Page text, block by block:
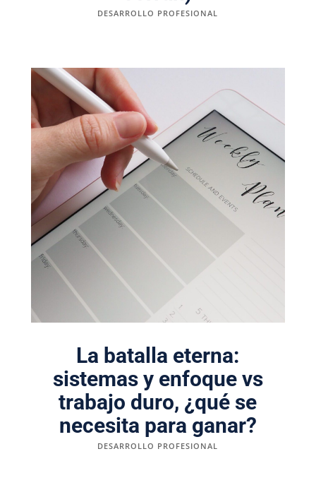
DESARROLLO PROFESIONAL
La batalla eterna:
sistemas y enfoque vs
trabajo duro, ¿qué se
necesita para ganar?
DESARROLLO PROFESIONAL